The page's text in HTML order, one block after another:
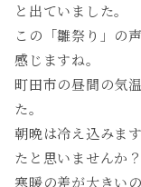
と出ていました。
この「雛祭り」の
感じますね。
町田市の昼間の気
た。
朝晩は冷え込みま
たと思いませんか？
寒暖の差が大きい